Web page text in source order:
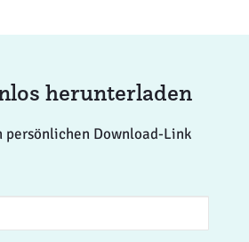
herunterladen
persönlichen Download-Link